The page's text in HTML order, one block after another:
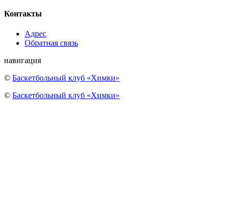
Контакты
Адрес
Обратная связь
навигация
© Баскетбольный клуб «Химки»
© Баскетбольный клуб «Химки»